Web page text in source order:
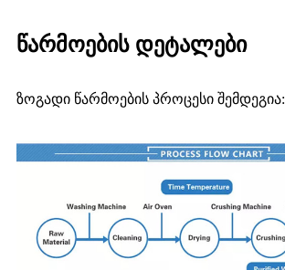
წარმოების დეტალები
ზოგადი წარმოების პროცესი შემდეგია: